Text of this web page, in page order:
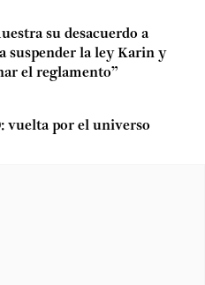
su desacuerdo a
suspender la ley Karin y
el reglamento”
vuelta por el universo